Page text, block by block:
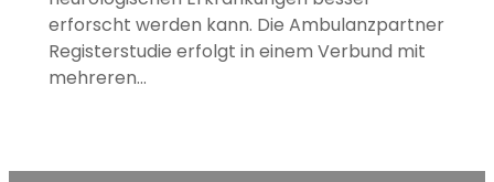
erforscht werden kann. Die Ambulanzpartner
Registerstudie erfolgt in einem Verbund mit
mehreren…